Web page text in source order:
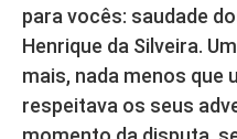
para vocês: saudade
Henrique da Silveira.
mais, nada menos que
respeitava os seus